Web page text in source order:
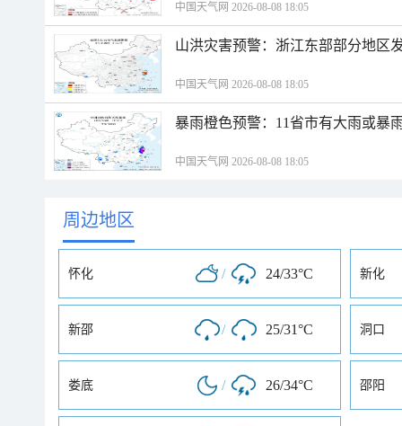
中国天气网 2026-08-08 18:05
山洪灾害预警：浙江东部部分地区
中国天气网 2026-08-08 18:05
暴雨橙色预警：11省市有大雨或暴
中国天气网 2026-08-08 18:05
周边地区
怀化 / 24/33°C 新化
新邵 / 25/31°C 洞口
娄底 / 26/34°C 邵阳